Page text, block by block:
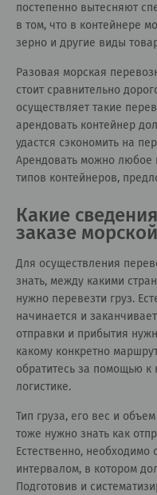
постепенно вытесняют
в том, что в контейнере
зерно и другие виды
Разовая морская
стоит сравнительно
осуществляет такие
арендовать контейнер
удастся сэкономить на
Арендовать можно любое
типов контейнеров,
Какие
заказе
Для осуществления
знать, между какими
нужно перевезти груз.
начинается и
отправки и прибытия
какому конкретно
обратитесь за помощью к
логистике.
Тип груза, его вес и
тоже нужно знать как
Естественно,
интервалом, в котором
Подготовив и